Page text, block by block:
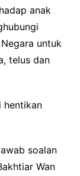
anak
untuk
telus dan
hentikan
soalan
Wan